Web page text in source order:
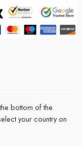
bottom of the
your country on